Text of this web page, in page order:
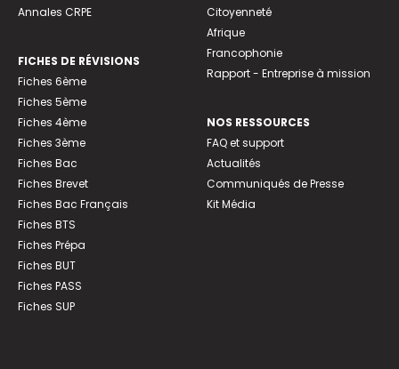
Annales CRPE
FICHES DE RÉVISIONS
Fiches 6ème
Fiches 5ème
Fiches 4ème
Fiches 3ème
Fiches Bac
Fiches Brevet
Fiches Bac Français
Fiches BTS
Fiches Prépa
Fiches BUT
Fiches PASS
Fiches SUP
Citoyenneté
Afrique
Francophonie
Rapport - Entreprise à mission
NOS RESSOURCES
FAQ et support
Actualités
Communiqués de Presse
Kit Média